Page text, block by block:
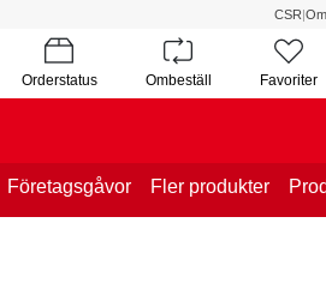
CSR|
Orderstatus Ombeställ Favoriter
Företagsgåvor Fler produkter